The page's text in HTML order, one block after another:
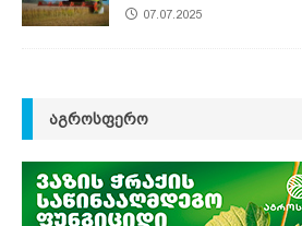
07.07.2025
ᲐᲒᲠᲝᲡᲤᲔᲠᲝ